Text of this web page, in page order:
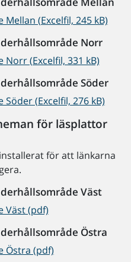
(Excelfil, 245 kB)
Norr
(Excelfil, 331 kB)
Söder
(Excelfil, 276 kB)
för läsplattor
för att länkarna
Väst
Väst (pdf)
Östra
Östra (pdf)